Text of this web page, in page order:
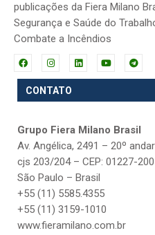
publicações da Fiera Milano
Segurança e Saúde do
Combate a Incêndios
CONTATO
Grupo Fiera Milano Brasil
Av. Angélica, 2491 – 20º andar
cjs 203/204 – CEP: 01227-200
São Paulo – Brasil
+55 (11) 5585.4355
+55 (11) 3159-1010
www.fieramilano.com.br